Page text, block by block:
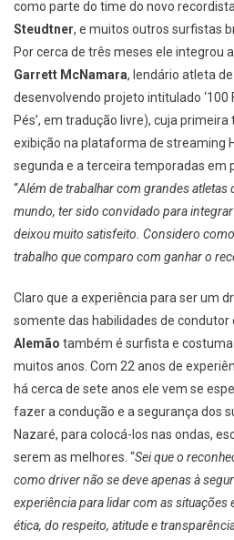
como parte do time do novo
Steudtner, e muitos outros surfistas
Por cerca de três meses ele integrou
Garrett McNamara, lendário atleta
desenvolvendo projeto intitulado ‘100
Pés’, em tradução livre), cuja
exibição na plataforma de streaming
segunda e a terceira temporadas em
“Além de trabalhar com grandes atletas
mundo, ter sido convidado para
deixou muito satisfeito. Considero
trabalho que comparo com ganhar o
Claro que a experiência para ser um
somente das habilidades de condutor
Alemão também é surfista e
muitos anos. Com 22 anos de
há cerca de sete anos ele vem se
fazer a condução e a segurança dos
Nazaré, para colocá-los nas ondas,
serem as melhores. “Sei que o
como driver não se deve apenas à
experiência para lidar com as situações
ética, do respeito, atitude e